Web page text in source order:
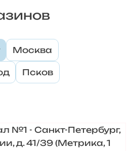
Москва
Псков
№1 - Санкт-Петербург,
д. 41/39 (Метрика, 1